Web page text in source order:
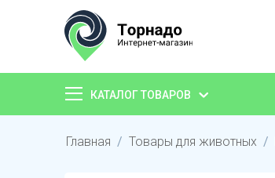
КАТАЛОГ ТОВАРОВ
Главная / Товары для животных /